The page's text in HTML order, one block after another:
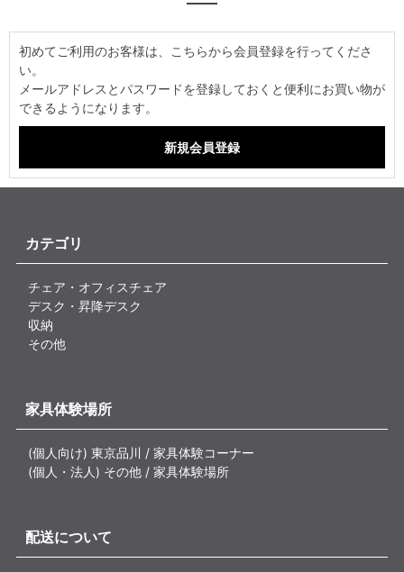
初めてご利用のお客様は、こちらから会員登録を行ってくださ
い。
メールアドレスとパスワードを登録しておくと便利にお買い物が
できるようになります。
カテゴリ
チェア・オフィスチェア
デスク・昇降デスク
収納
その他
家具体験場所
(個人向け) 東京品川 / 家具体験コーナー
(個人・法人) その他 / 家具体験場所
配送について